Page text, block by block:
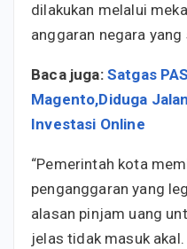
dilakukan melalui
anggaran negara yang
Baca juga: Satgas
Magento,Diduga
Investasi Online
“Pemerintah kota
penganggaran yang
alasan pinjam uang
jelas tidak masuk